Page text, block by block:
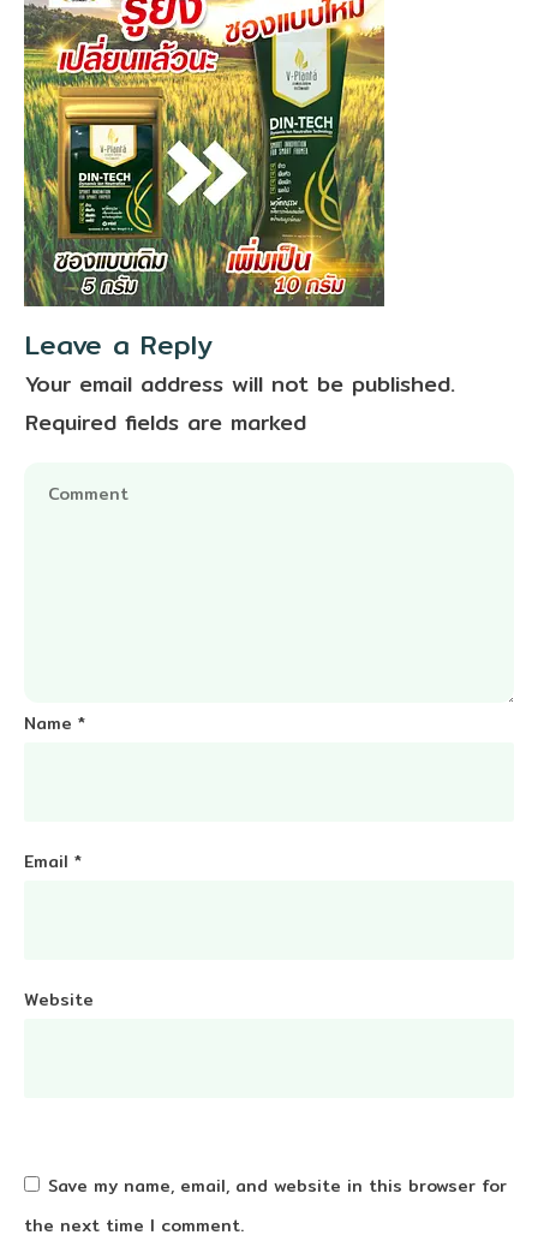
Leave a Reply
Your email address will not be published.
Required fields are marked
Name *
Email *
Website
Save my name, email, and website in this browser for
the next time I comment.